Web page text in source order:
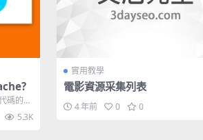
碼的分
5.3K
實用教學
電影資源采集列表
4 年前 0 0